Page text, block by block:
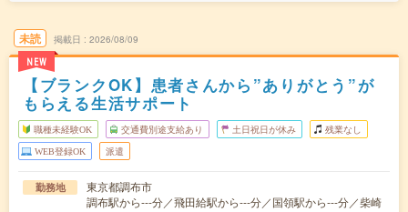
未読
NEW
掲載日 2026/08/09
【ブランクOK】患者さんから”ありがとう”が
もらえる生活サポート
職種未経験OK 交通費別途支給あり 土日祝日が休み 残業なし
WEB登録OK 派遣
勤務地
東京都調布市
調布駅から---分／飛田給駅から---分／国領駅から---分／柴崎